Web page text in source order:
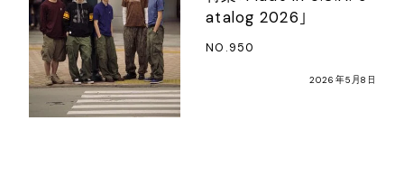
atalog 2026」
NO.950
2026年5月8日